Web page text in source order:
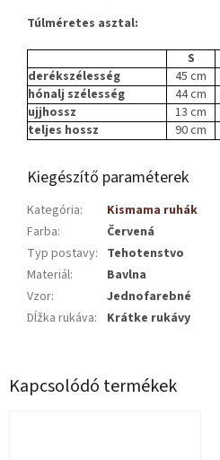
Kapcsolódó termékek
Túlméretes asztal:
S
derékszélesség
45 cm
hónalj szélesség
44 cm
ujjhossz
13 cm
teljes hossz
90 cm
Kiegészítő paraméterek
Kategória:
Kismama ruhák
Farba:
Červená
Typ postavy: Tehotenstvo
Materiál:
Bavlna
Vzor:
Jednofarebné
Dĺžka rukáva: Krátke rukávy